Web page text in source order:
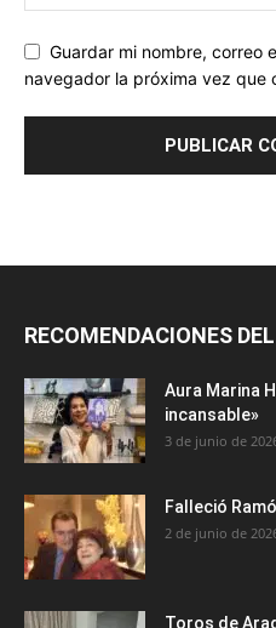
Guardar mi nombre, correo
navegador la próxima vez que
RECOMENDACIONES
Aura Marina
incansable»
3 de junio de
Falleció
2 de junio de
Toros de